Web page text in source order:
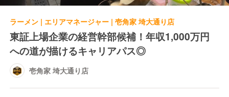
ラーメン | エリアマネージャー | 壱角家 埼大通り店
東証上場企業の経営幹部候補！年収1,000万円
への道が描けるキャリアパス◎
壱角家 埼大通り店